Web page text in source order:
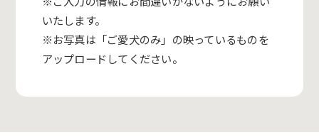
いたします。
※お写真は「ご愛犬のみ」の映っているものを
アップロードしてください。